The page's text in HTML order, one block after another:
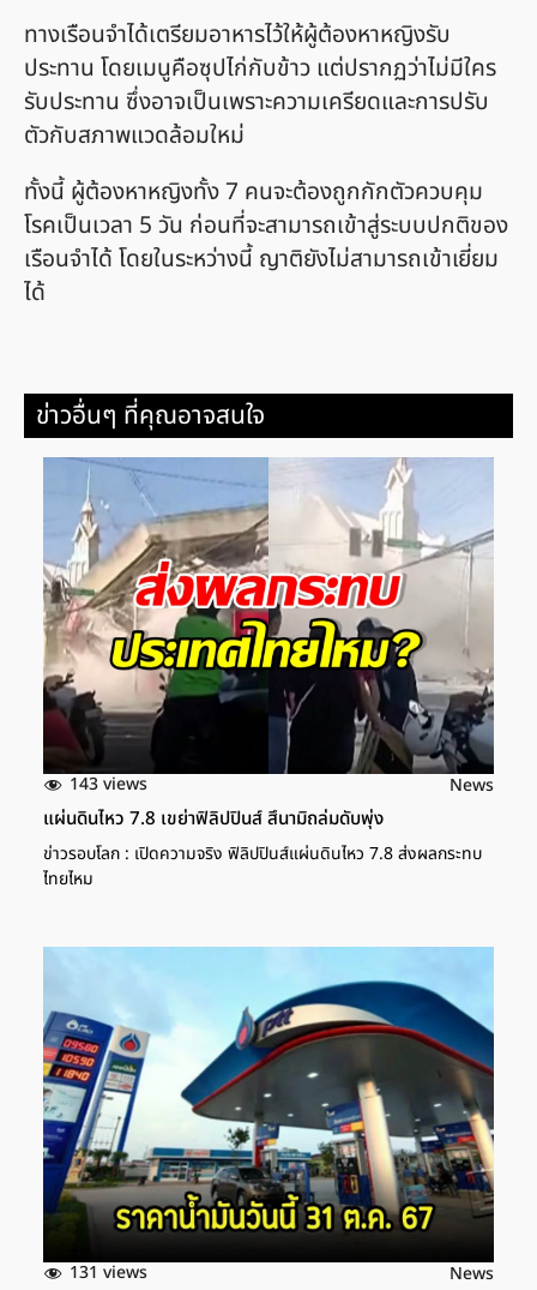
ทางเรือนจำได้เตรียมอาหารไว้ให้ผู้ต้องหาหญิงรับ
ประทาน โดยเมนูคือซุปไก่กับข้าว แต่ปรากฏว่าไม่มีใคร
รับประทาน ซึ่งอาจเป็นเพราะความเครียดและการปรับ
ตัวกับสภาพแวดล้อมใหม่
ทั้งนี้ ผู้ต้องหาหญิงทั้ง 7 คนจะต้องถูกกักตัวควบคุม
โรคเป็นเวลา 5 วัน ก่อนที่จะสามารถเข้าสู่ระบบปกติของ
เรือนจำได้ โดยในระหว่างนี้ ญาติยังไม่สามารถเข้าเยี่ยม
ได้
ข่าวอื่นๆ ที่คุณอาจสนใจ
143 views News
แผ่นดินไหว 7.8 เขย่าฟิลิปปินส์ สึนามิถล่มดับพุ่ง
ข่าวรอบโลก : เปิดความจริง ฟิลิปปินส์แผ่นดินไหว 7.8 ส่งผลกระทบ
ไทยไหม
131 views News